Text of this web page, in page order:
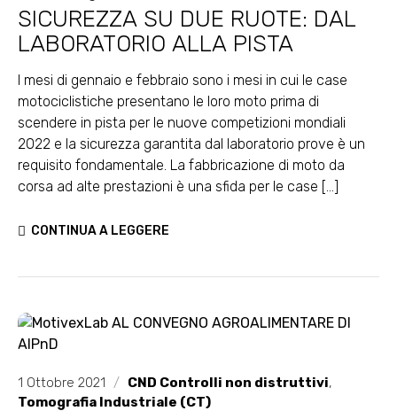
SICUREZZA SU DUE RUOTE: DAL
LABORATORIO ALLA PISTA
I mesi di gennaio e febbraio sono i mesi in cui le case
motociclistiche presentano le loro moto prima di
scendere in pista per le nuove competizioni mondiali
2022 e la sicurezza garantita dal laboratorio prove è un
requisito fondamentale. La fabbricazione di moto da
corsa ad alte prestazioni è una sfida per le case [...]
CONTINUA A LEGGERE
1 Ottobre 2021 / CND Controlli non distruttivi,
Tomografia Industriale (CT)